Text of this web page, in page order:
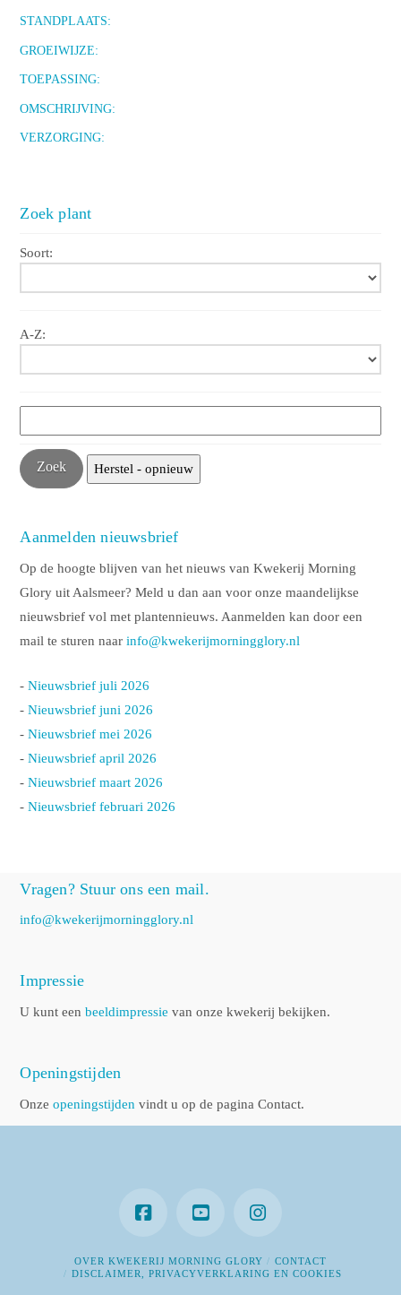
STANDPLAATS:
GROEIWIJZE:
TOEPASSING:
OMSCHRIJVING:
VERZORGING:
Zoek plant
Soort:
A-Z:
Aanmelden nieuwsbrief
Op de hoogte blijven van het nieuws van Kwekerij Morning
Glory uit Aalsmeer? Meld u dan aan voor onze maandelijkse
nieuwsbrief vol met plantennieuws. Aanmelden kan door een
mail te sturen naarinfo@kwekerijmorningglory.nl
-Nieuwsbrief juli 2026
-Nieuwsbrief juni 2026
-Nieuwsbrief mei 2026
-Nieuwsbrief april 2026
-Nieuwsbrief maart 2026
-Nieuwsbrief februari 2026
Vragen? Stuur ons een mail.
info@kwekerijmorningglory.nl
Impressie
U kunt eenbeeldimpressie van onze kwekerij bekijken.
Openingstijden
Onzeopeningstijden vindt u op de pagina Contact.
OVER KWEKERIJ MORNING GLORY
CONTACT
DISCLAIMER, PRIVACYVERKLARING EN COOKIES